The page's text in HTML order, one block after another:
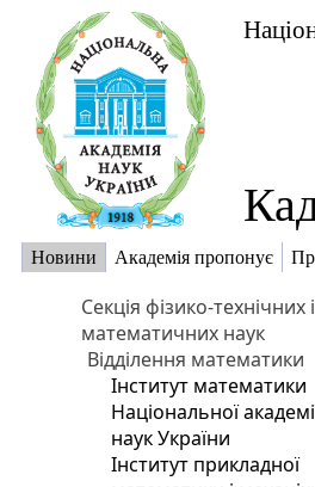
Новини Академія пропонує
Секція фізико-технічних і
математичних наук
Відділення математики
Інститут математики
Національної
наук України
Інститут прикладної